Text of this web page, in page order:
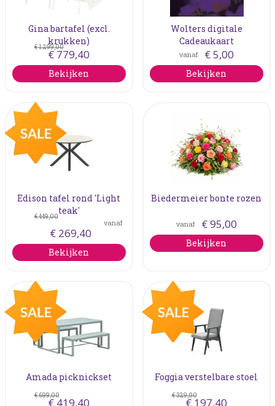
Gina bartafel (excl.
krukken)
€1.299,00
€ 779,40
Bekijken
Wolters digitale
Cadeaukaart
vanaf €5,00
Bekijken
Edison tafel rond 'Light
teak'
vanaf
€449,00
€ 269,40
Bekijken
Biedermeier bonte rozen
vanaf €95,00
Bekijken
Amada picknickset
€699,00
€ 419,40
Foggia verstelbare stoel
€329,00
€ 197,40